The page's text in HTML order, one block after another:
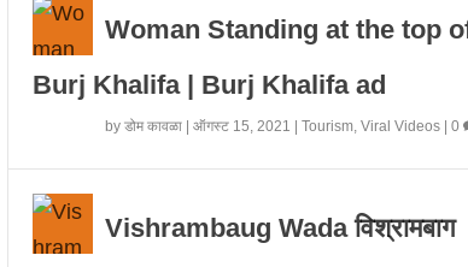
Woman Standing at the top
Burj Khalifa | Burj Khalifa ad
by डोम कावळा| ऑगस्ट 15, 2021 | Tourism, Viral Videos| 0
Vishrambaug Wada विश्रामबाग